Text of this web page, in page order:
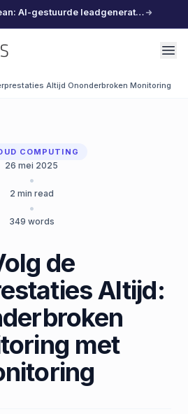
Introductie van LeadOcean: AI-gestuurde leadgeneratie, samengestelde data, moeiteloos schalen
Altijd Ononderbroken Monitoring
COMPUTING
26 mei 2025
•
2 min read
•
349 words
de
Altijd:
met